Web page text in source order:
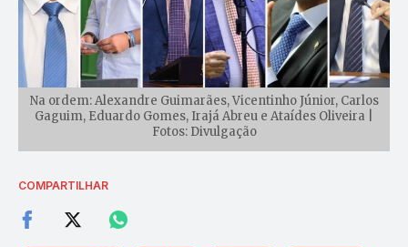
Na ordem: Alexandre Guimarães, Vicentinho Júnior, Carlos
Gaguim, Eduardo Gomes, Irajá Abreu e Ataídes Oliveira |
Fotos: Divulgação
COMPARTILHAR